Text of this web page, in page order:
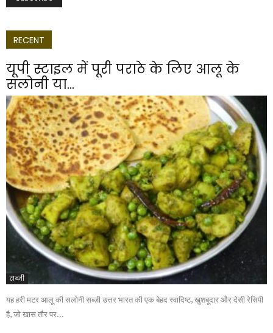
RECENT
यूपी स्टाइल में पूरी पराठे के लिए आलू के
सलोनी या...
सब्ज़ी
यह हरी मटर आलू की सलोनी सब्ज़ी उत्तर भारत की एक बेहद स्वादिष्ट, खुशबूदार और देसी रेसिपी
है, जो खास तौर पर...